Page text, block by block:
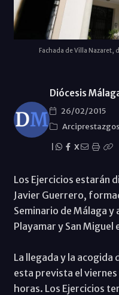
Fachada de Villa Nazaret,
Diócesis
26/02/2015
X
Los Ejercicios estarán
Javier Guerrero,
Seminario de Málaga
Playamar y San Miguel
La llegada y la acogida
esta prevista el
horas. Los Ejercicios